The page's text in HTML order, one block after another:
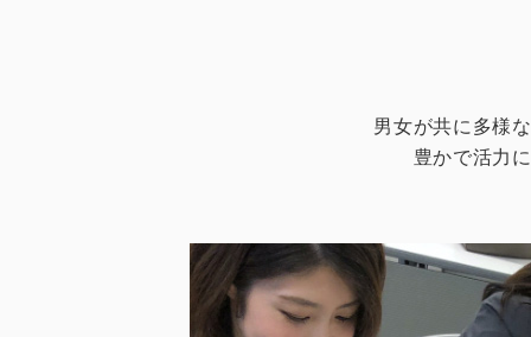
男女が共に多様
豊かで活力